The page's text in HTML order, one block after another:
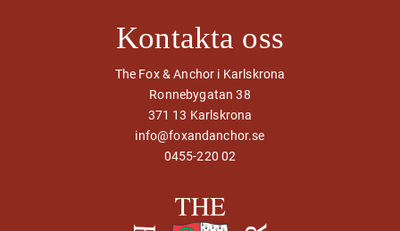
Kontakta oss
The Fox & Anchor i Karlskrona
Ronnebygatan 38
371 13 Karlskrona
info@foxandanchor.se
0455-220 02